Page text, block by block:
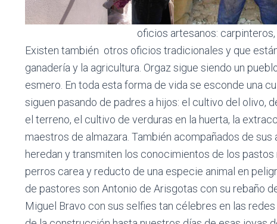
oficios artesanos: carpinteros,
Existen también otros oficios tradicionales y que
ganadería y la agricultura. Orgaz sigue siendo un
esmero. En toda esta forma de vida se esconde una
siguen pasando de padres a hijos: el cultivo del olivo,
el terreno, el cultivo de verduras en la huerta, la
maestros de almazara. También acompañados de
heredan y transmiten los conocimientos de los
perros carea y reducto de una especie animal en
de pastores son Antonio de Arisgotas con su rebaño
Miguel Bravo con sus selfies tan célebres en las